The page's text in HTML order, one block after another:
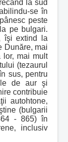
la sud
se în
peste
pe bulgari.
îşi extind la
Dunăre, mai
lor, mai mult
(tezaurul
sus, pentru
de aur şi
contribuie
autohtone,
(bulgarii
- 865) în
inclusiv